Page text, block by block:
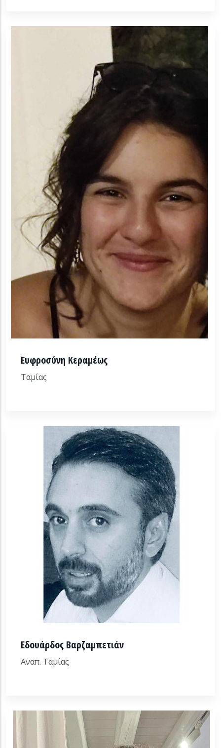
Ευφροσύνη Κεραμέως
Ταμίας
Εδουάρδος Βαρζαμπετιάν
Αναπ. Ταμίας